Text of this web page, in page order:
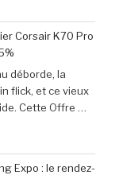
Corsair K70 Pro
déborde, la
flick, et ce vieux
Cette Offre …
Expo : le rendez-